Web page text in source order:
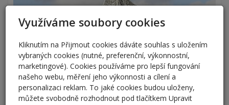
Využíváme soubory cookies
Kliknutím na Přijmout cookies dáváte souhlas s uložením
vybraných cookies (nutné, preferenční, výkonnostní,
marketingové). Cookies používáme pro lepší fungování
našeho webu, měření jeho výkonnosti a cílení a
personalizaci reklam. To jaké cookies budou uloženy,
můžete svobodně rozhodnout pod tlačítkem Upravit